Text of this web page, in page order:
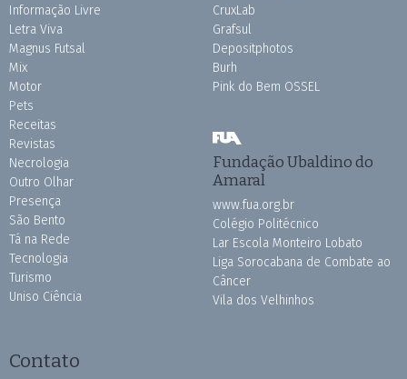
Informação Livre
Letra Viva
Magnus Futsal
Mix
Motor
Pets
Receitas
Revistas
Necrologia
Outro Olhar
Presença
São Bento
Tá na Rede
Tecnologia
Turismo
Uniso Ciência
CruxLab
Grafsul
Depositphotos
Burh
Pink do Bem OSSEL
Fundação Ubaldino do
Amaral
www.fua.org.br
Colégio Politécnico
Lar Escola Monteiro Lobato
Liga Sorocabana de Combate ao
Câncer
Vila dos Velhinhos
Contato